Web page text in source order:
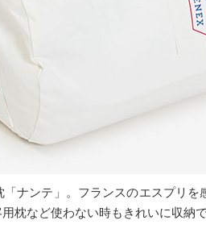
ナンテ」。フランスのエスプリ
枕など使わない時もきれいに収納で